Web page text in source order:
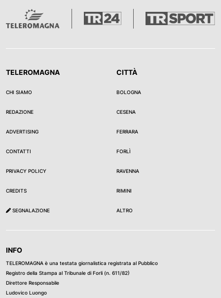
TELEROMAGNA
CHI SIAMO
REDAZIONE
ADVERTISING
CONTATTI
PRIVACY POLICY
CREDITS
SEGNALAZIONE
CITTÀ
BOLOGNA
CESENA
FERRARA
FORLÌ
RAVENNA
RIMINI
ALTRO
INFO
TELEROMAGNA è una testata giornalistica registrata al Pubblico
Registro della Stampa al Tribunale di Forli (n. 611/82)
Direttore Responsabile
Ludovico Luongo